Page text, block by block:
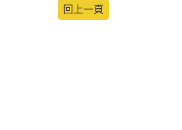
回上一頁